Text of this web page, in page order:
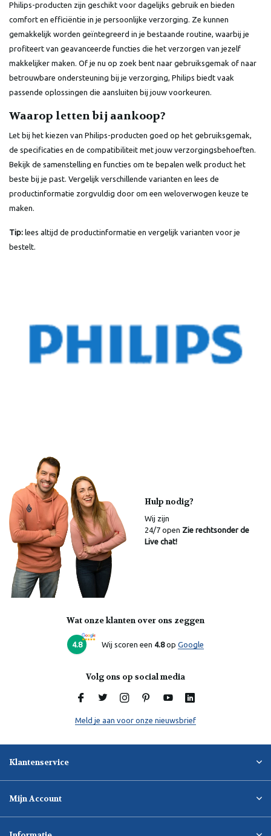
Philips-producten zijn geschikt voor dagelijks gebruik en bieden
comfort en efficiëntie in je persoonlijke verzorging. Ze kunnen
gemakkelijk worden geïntegreerd in je bestaande routine, waarbij je
profiteert van geavanceerde functies die het verzorgen van jezelf
makkelijker maken. Of je nu op zoek bent naar gebruiksgemak of naar
betrouwbare ondersteuning bij je verzorging, Philips biedt vaak
passende oplossingen die aansluiten bij jouw voorkeuren.
Waarop letten bij aankoop?
Let bij het kiezen van Philips-producten goed op het gebruiksgemak,
de specificaties en de compatibiliteit met jouw verzorgingsbehoeften.
Bekijk de samenstelling en functies om te bepalen welk product het
beste bij je past. Vergelijk verschillende varianten en lees de
productinformatie zorgvuldig door om een weloverwogen keuze te
maken.
Tip: lees altijd de productinformatie en vergelijk varianten voor je
bestelt.
Hulp nodig?
Wij zijn
24/7 open Zie rechtsonder de
Live chat!
Wat onze klanten over ons zeggen
4.8 Wij scoren een 4.8op Google
Volg ons op social media
Meld je aan voor onze nieuwsbrief
Klantenservice
Mijn Account